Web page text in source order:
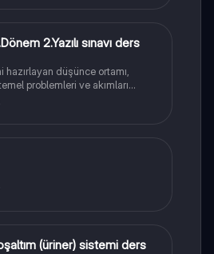
2.Yazılı sınavı ders
düşünce ortamı,
problemleri ve akımları
(üriner) sistemi ders